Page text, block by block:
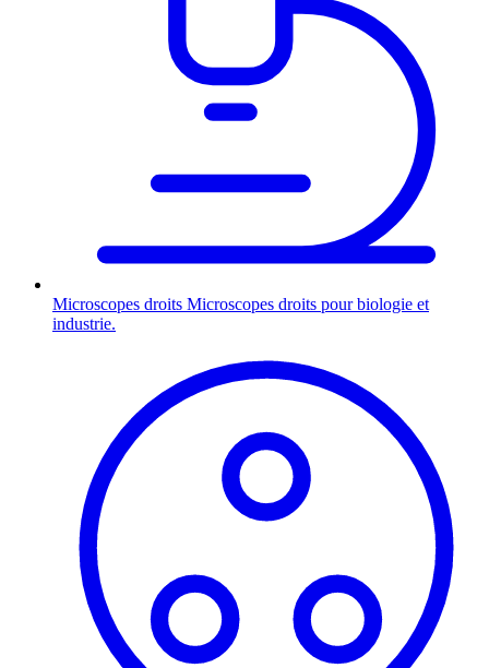
Microscopes droits Microscopes droits pour biologie et
industrie.